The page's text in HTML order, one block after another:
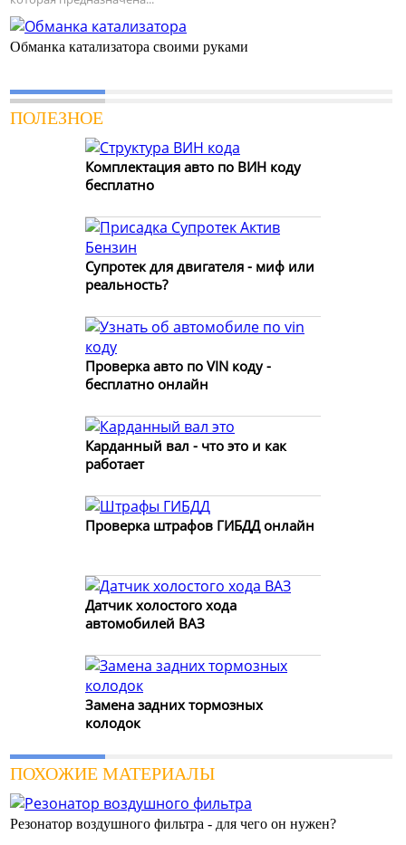
Обманка катализатора своими руками
ПОЛЕЗНОЕ
Комплектация авто по ВИН коду
бесплатно
Супротек для двигателя - миф или
реальность?
Проверка авто по VIN коду -
бесплатно онлайн
Карданный вал - что это и как
работает
Проверка штрафов ГИБДД онлайн
Датчик холостого хода
автомобилей ВАЗ
Замена задних тормозных
колодок
ПОХОЖИЕ МАТЕРИАЛЫ
Резонатор воздушного фильтра - для чего он нужен?